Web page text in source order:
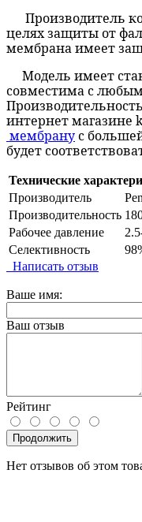
Производитель
целях защиты от
мембрана имеет
Модель имеет
совместима с
интернет магазине
мембранус
будет
Технические
Производитель
Производительность
Рабочее давление
Селективность
Написать отзыв
Ваше имя:
Ваш отзыв
Рейтинг
Продолжить
Нет отзывов об этом